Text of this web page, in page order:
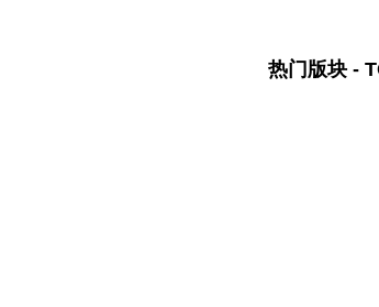
热门版块 -